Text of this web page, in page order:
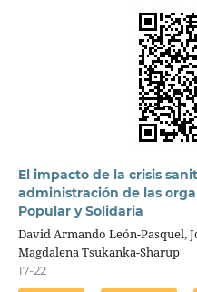
El impacto de la crisis
administración de las
Popular y Solidaria
David Armando León-Pasquel,
Magdalena Tsukanka-Sharup
17-22